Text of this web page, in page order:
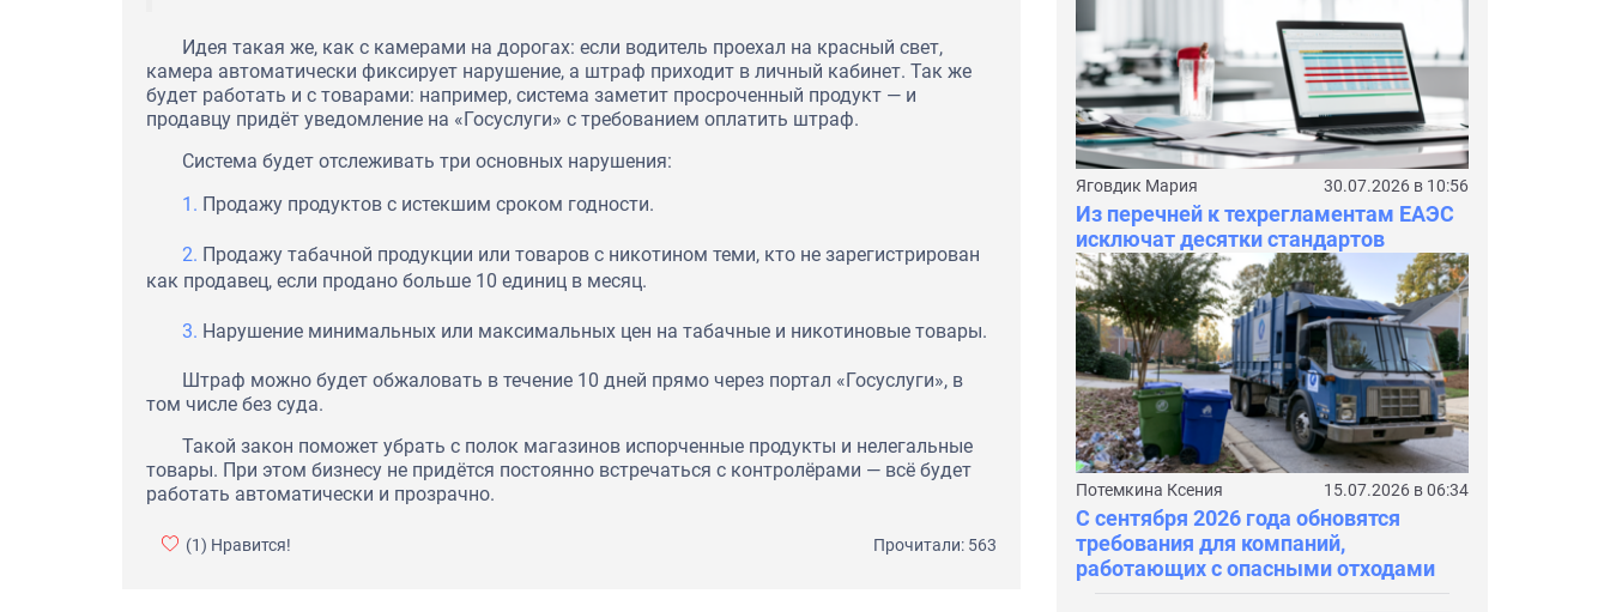
Идея такая же, как с камерами на дорогах: если водитель проехал на красный свет,
камера автоматически фиксирует нарушение, а штраф приходит в личный кабинет. Так же
будет работать и с товарами: например, система заметит просроченный продукт — и
продавцу придёт уведомление на «Госуслуги» с требованием оплатить штраф.
Система будет отслеживать три основных нарушения:
Продажу продуктов с истекшим сроком годности.
Продажу табачной продукции или товаров с никотином теми, кто не зарегистрирован
как продавец, если продано больше 10 единиц в месяц.
Нарушение минимальных или максимальных цен на табачные и никотиновые товары.
Штраф можно будет обжаловать в течение 10 дней прямо через портал «Госуслуги», в
том числе без суда.
Такой закон поможет убрать с полок магазинов испорченные продукты и нелегальные
товары. При этом бизнесу не придётся постоянно встречаться с контролёрами — всё будет
работать автоматически и прозрачно.
(1) Нравится! Прочитали: 563
Яговдик Мария 30.07.2026 в 10:56
Из перечней к техрегламентам ЕАЭС
исключат десятки стандартов
Потемкина Ксения 15.07.2026 в 06:34
С сентября 2026 года обновятся
требования для компаний,
работающих с опасными отходами